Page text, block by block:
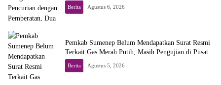
Berita Agustus 6, 2026
Pemkab Sumenep Belum Mendapatkan Surat Resmi
Terkait Gas Merah Putih, Masih Pengujian di Pusat
Berita Agustus 5, 2026